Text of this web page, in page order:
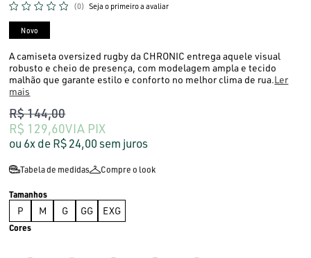
(0) Seja o primeiro a avaliar
Novo
A camiseta oversized rugby da CHRONIC entrega aquele visual
robusto e cheio de presença, com modelagem ampla e tecido
malhão que garante estilo e conforto no melhor clima de rua.Ler
mais
R$ 129,60VIA PIX
R$ 144,00
6x R$ 24,00sem juros
Tabela de medidas Compre o look
P M G GG EXG